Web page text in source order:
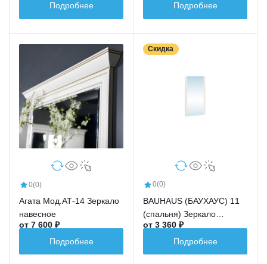
Подробнее
Подробнее
0(0)
Агата Мод.АТ-14 Зеркало
навесное
от 7 600 ₽
Подробнее
Скидка
0(0)
BAUHAUS (БАУХАУС) 11
(спальня) Зеркало
навесное
от 3 360 ₽
Подробнее